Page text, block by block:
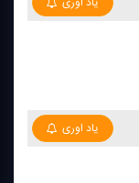
یاد اوری